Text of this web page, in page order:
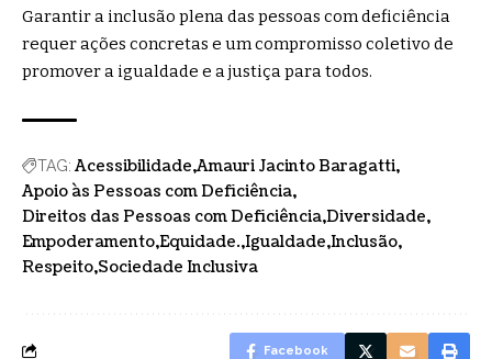
Garantir a inclusão plena das pessoas com deficiência
requer ações concretas e um compromisso coletivo de
promover a igualdade e a justiça para todos.
TAG: Acessibilidade Amauri Jacinto Baragatti
Apoio às Pessoas com Deficiência
Direitos das Pessoas com Deficiência Diversidade
Empoderamento Equidade. Igualdade Inclusão
Respeito Sociedade Inclusiva
Facebook